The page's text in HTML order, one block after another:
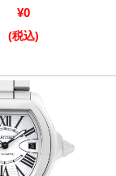
¥0
(税込)